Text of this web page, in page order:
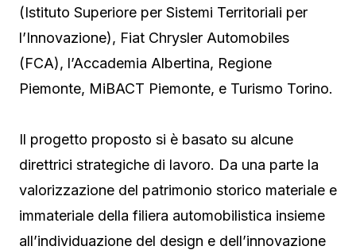
(Istituto Superiore per Sistemi Territoriali per
l’Innovazione), Fiat Chrysler Automobiles
(FCA), l’Accademia Albertina, Regione
Piemonte, MiBACT Piemonte, e Turismo Torino.
Il progetto proposto si è basato su alcune
direttrici strategiche di lavoro. Da una parte la
valorizzazione del patrimonio storico materiale e
immateriale della filiera automobilistica insieme
all’individuazione del design e dell’innovazione